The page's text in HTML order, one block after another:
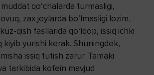
qo‘chalarda turmasligi,
zax joylarda bo‘lmasligi lozim.
qish fasllarida qo‘lqop, issiq ichki
kiyib yurishi kerak. Shuningdek,
issiq tutish zarur. Tamaki
tarkibida kofein mavjud